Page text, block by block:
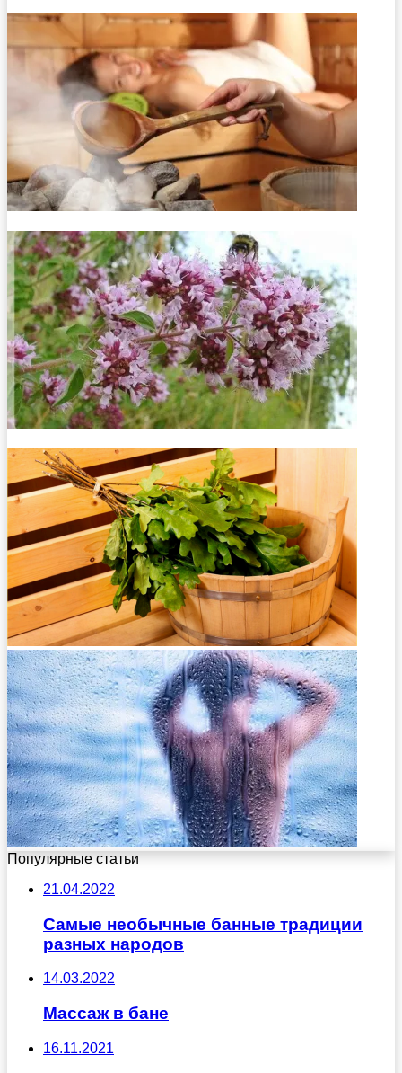
Популярные статьи
21.04.2022
Самые необычные банные традиции
разных народов
14.03.2022
Массаж в бане
16.11.2021